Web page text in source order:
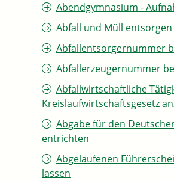
Abendgymnasium -
Abfall und Müll entsorgen
Abfallentsorgernummer
Abfallerzeugernummer
Abfallwirtschaftliche
Kreislaufwirtschaftsgesetz
Abgabe für den
entrichten
Abgelaufenen
lassen